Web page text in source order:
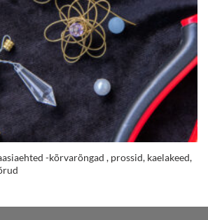
-kõrvarõngad , prossid, kaelakeed,